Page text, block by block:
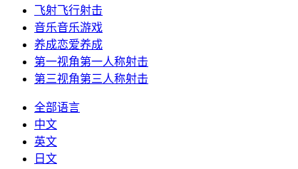
飞射飞行射击
音乐音乐游戏
养成恋爱养成
第一视角第一人称射击
第三视角第三人称射击
全部语言
中文
英文
日文